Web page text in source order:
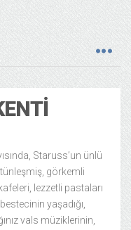
Staruss’un ünlü
görkemli
lezzetli pastaları
yaşadığı,
vals müziklerinin,